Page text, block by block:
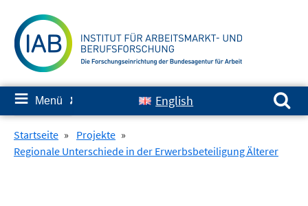
zum
Inhalt
≡ Menü ✘ English
Suchen nach:
Startseite » Projekte »
Regionale Unterschiede in der Erwerbsbeteiligung Älterer